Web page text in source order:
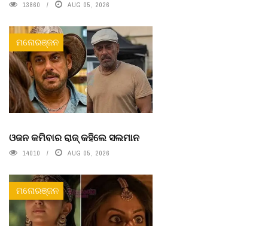
13860 AUG 05, 2026
ମନୋରଞ୍ଜନ
ଓଜନ କମିବାର ରାଜ୍ କହିଲେ ସଲମାନ
14010 AUG 05, 2026
ମନୋରଞ୍ଜନ